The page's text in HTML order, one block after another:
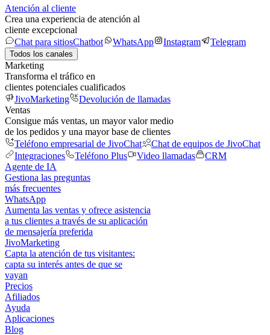
Atención al cliente
Crea una experiencia de atención al
cliente excepcional
Chat para sitiosChatbot WhatsApp Instagram Telegram
Todos los canales
Marketing
Transforma el tráfico en
clientes potenciales cualificados
JivoMarketing
Devolución de llamadas
Ventas
Consigue más ventas, un mayor valor medio
de los pedidos y una mayor base de clientes
Teléfono empresarial de JivoChat
Chat de equipos de JivoChat
Integraciones
Teléfono Plus Video llamadas
CRM
Agente de IA
Gestiona las preguntas
más frecuentes
WhatsApp
Aumenta las ventas y ofrece asistencia
a tus clientes a través de su aplicación
de mensajería preferida
JivoMarketing
Capta la atención de tus visitantes:
capta su interés antes de que se
vayan
Precios
Afiliados
Ayuda
Aplicaciones
Blog